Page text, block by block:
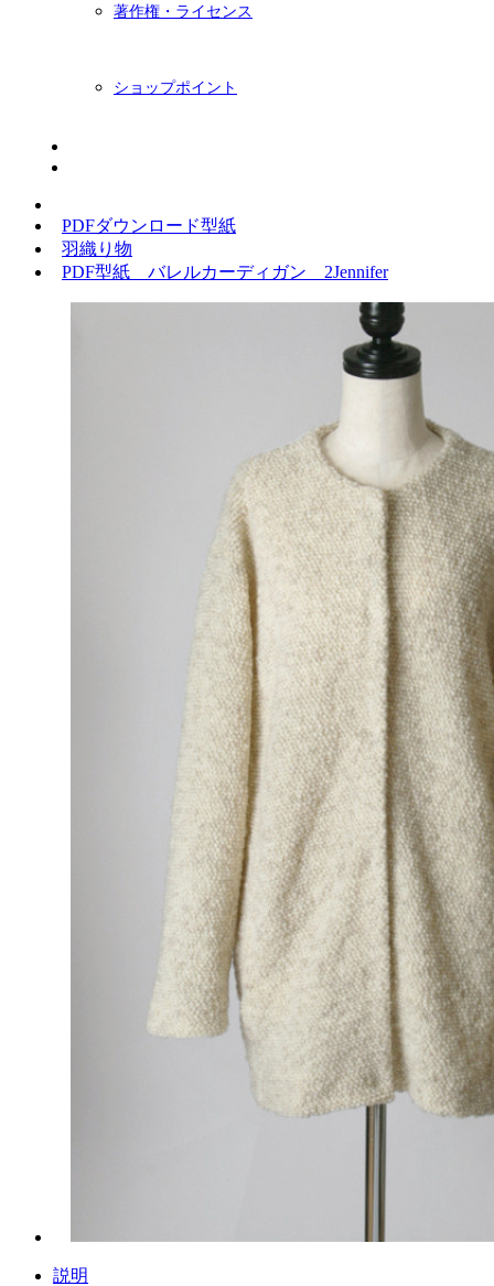
著作権・ライセンス
ショップポイント
PDFダウンロード型紙
羽織り物
PDF型紙 バレルカーディガン 2Jennifer
説明